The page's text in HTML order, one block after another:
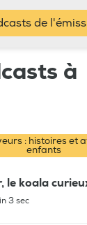
de
à
: histoires et
enfants
le koala
3 sec